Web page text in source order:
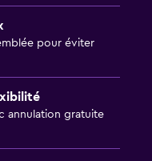
pour éviter
annulation gratuite